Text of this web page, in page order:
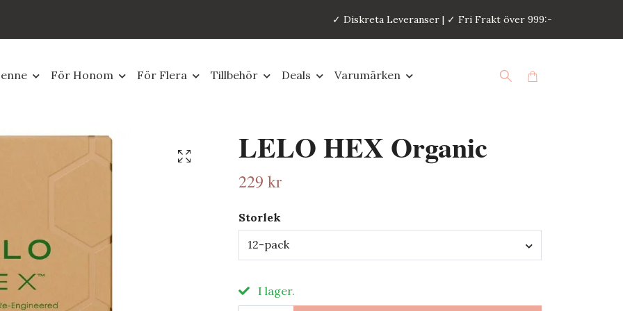
✓ Diskreta Leveranser | ✓ Fri Frakt över 999:-
För Honom För Flera Tillbehör Deals Varumärken
LELO HEX Organic
229 kr
Storlek
12-pack
I lager.